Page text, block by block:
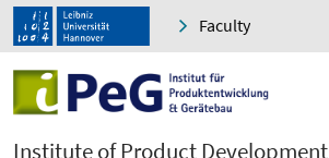
Faculty
Institute of Product Development